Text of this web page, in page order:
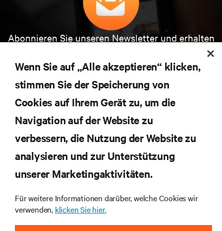
Abonnieren Sie unseren Newsletter und erhalten
Erhalten Sie regelmäßig Updates zu den wichtigsten
Themen der Branche, mit aktuellen Diskussionen
und Einblicken von Experten in das
Rechenzentrums- und Infrastrukturmanagement.
JETZT ANMELDEN
RESSOURCEN
UNTERNEHMEN
Wenn Sie auf „Alle akzeptieren“ klicken,
stimmen Sie der Speicherung von
Cookies auf Ihrem Gerät zu, um die
Navigation auf der Website zu
verbessern, die Nutzung der Website zu
analysieren und zur Unterstützung
unserer Marketingaktivitäten.
Für weitere Informationen darüber, welche Cookies wir
verwenden, klicken Sie hier.